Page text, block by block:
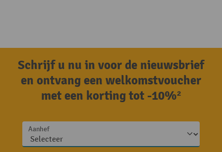
Schrijf u nu in voor de nieuwsbrief
en ontvang een welkomstvoucher
met een korting tot -10%²
Aanhef